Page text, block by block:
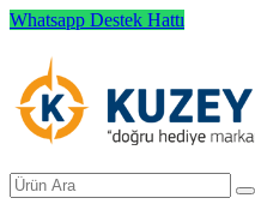
Whatsapp Destek Hattı